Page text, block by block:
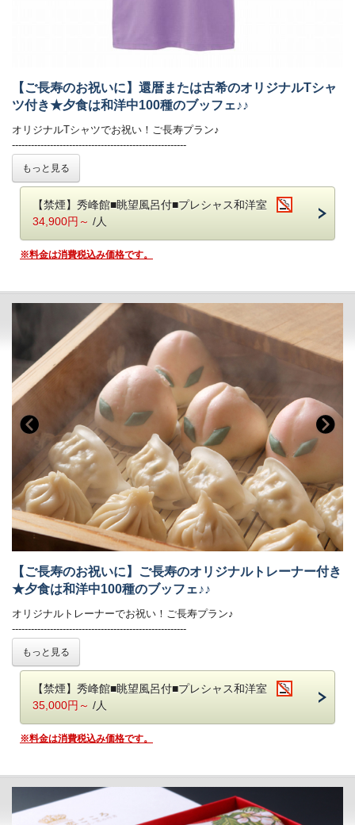
朝食ブッフェは和洋60種。ごはん・パンどちらもご用意しております。
焼き立てのフレンチトースト、お好みの具材を選べるトッピングオムレ
オリジナルの「あさや特製和牛カレー」も。
【お食事時間について】
ご夕食時間は、当日チェックイン時にご案内いたします。
早いお時間帯が満席となり次第、遅いお時間でのご案内となります。
予めご了承ください。（最終入場：20時 会場は21時CLOSE）
※お食事時間は90分目安でお願いしております。
ご朝食時間は、7時から9時の間でご利用いただけます。
■温泉
傷を癒す温泉と言い伝えられている 名湯 鬼怒川温泉
当館では自家源泉「子宝の湯」を所有しており
・秀峰館13階に空中庭園露天風呂がございます。
・大浴場は秀峰館 八番館それぞれにございます。
ライヤーをご利用いただけます。
・大浴場にはシャンプーバーをご用意しております。
・振れば願いが叶う打ち出の小槌をテーマにした4種の貸切風呂がござ
■客室
詳しくはお部屋詳細をご確認ください。
【ご長寿のお祝いに】還暦または古希のオリジナルTシャ
ツ付き★夕食は和洋中100種のブッフェ♪♪
オリジナルTシャツでお祝い！ご長寿プラン♪
-------------------------------------------------------
お祝いにピッタリの特典を豊富にお付けいたしました◎
＊Tシャツにはご希望のお名前、お日にちを入れることができます。
＊サイズもお選びいただけますので、備考欄に必ずご記載ください。
1．オリジナルTシャツ（還暦・古希）（ご本人様分、お一組に1枚）
※Tシャツにはお名前と日付を入れることができます。
2．メッセージカード作成サービス（お一組に1枚）
3. 栃木のお酒「愛米魅 I MY ME（アイマイミー）」金の純米酒
（200ml）（大人の方のみ、お一人様1本）
※チェックイン前にお部屋の冷蔵庫にご用意いたします。
※お食事会場へのお持ち込みはご遠慮ください。
4. 【公式HP限定特典】あさや小槌金つばプレゼント（お一組に1箱）
■お食事
夕食：ブッフェ（バイキング） 朝食：ブッフェ（バイキング）
夕食ブッフェでは和洋中100種のメニュー（100品）をご用意しており
ます。
オープンキッチンでは揚げたての天ぷらや焼きたてのステーキ、
オーダー式のパスタなどがご好評いただいております。
新鮮野菜が並ぶサラダコーナーやショーケースの中で輝く前菜、
目にも美しいデザートコーナーは女性のお客様に大好評です。
朝食ブッフェは和洋60種。ごはん・パンどちらもご用意しております。
焼き立てのフレンチトースト、お好みの具材を選べるトッピングオムレ
ツが人気。
オリジナルの「あさや特製和牛カレー」も。
【お食事時間について】
ご夕食時間は、当日チェックイン時にご案内いたします。
早いお時間帯が満席となり次第、遅いお時間でのご案内となります。
※お食事時間は90分目安でお願いしております。
ご朝食時間は、7時から9時の間でご利用いただけます。
■温泉
傷を癒す温泉と言い伝えられている 名湯 鬼怒川温泉
当館では自家源泉「子宝の湯」を所有しており
もっと見る
【禁煙】秀峰館■眺望風呂付■プレシャス和洋室
34,900円～ /人
※料金は消費税込み価格です。
【ご長寿のお祝いに】ご長寿のオリジナルトレーナー付き
★夕食は和洋中100種のブッフェ♪♪
オリジナルトレーナーでお祝い！ご長寿プラン♪
-------------------------------------------------------
お祝いにピッタリの特典をお付けいたしました☆
トレーナーにはご希望のお名前を入れることができます♪
サイズもお選びいただけますので、備考欄に必ずご記載ください！
※当プランは14日前～キャンセル料を頂戴いたします。
※トレーナーにはお名前（アルファベットのみ）を入れることができま
す
もっと見る
【禁煙】秀峰館■眺望風呂付■プレシャス和洋室
35,000円～ /人
※料金は消費税込み価格です。